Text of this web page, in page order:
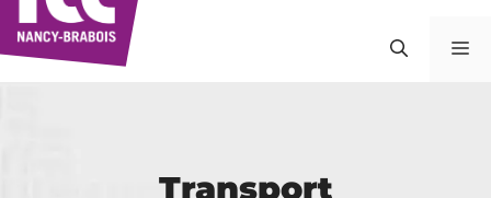
au
contenu
Transport